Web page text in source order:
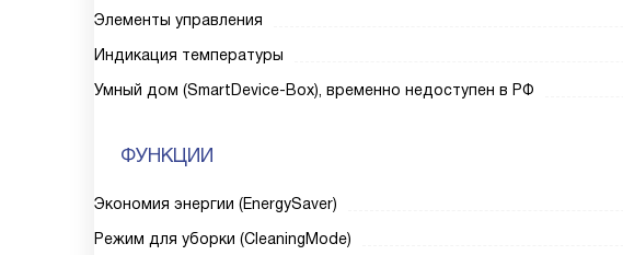
Элементы управления
Индикация температуры
Умный дом (SmartDevice-Box), временно недоступен в РФ
ФУНКЦИИ
Экономия энергии (EnergySaver)
Режим для уборки (CleaningMode)